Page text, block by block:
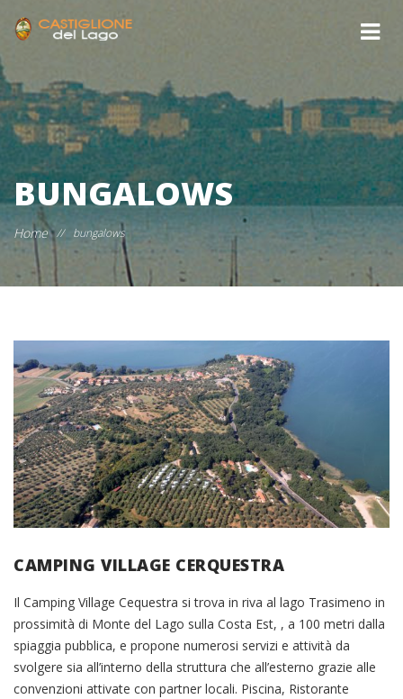
BUNGALOWS
Home // bungalows
CAMPING VILLAGE CERQUESTRA
Il Camping Village Cequestra si trova in riva al lago Trasimeno in
prossimità di Monte del Lago sulla Costa Est, , a 100 metri dalla
spiaggia pubblica, e propone numerosi servizi e attività da
svolgere sia all’interno della struttura che all’esterno grazie alle
convenzioni attivate con partner locali. Piscina, Ristorante